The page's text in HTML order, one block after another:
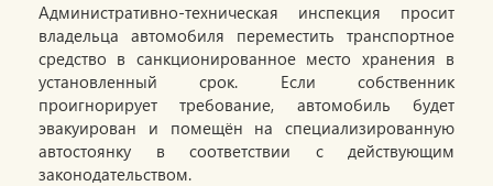
Административно-техническая инспекция просит
владельца автомобиля переместить транспортное
средство в санкционированное место хранения в
установленный срок. Если собственник
проигнорирует требование, автомобиль будет
эвакуирован и помещён на специализированную
автостоянку в соответствии с действующим
законодательством.